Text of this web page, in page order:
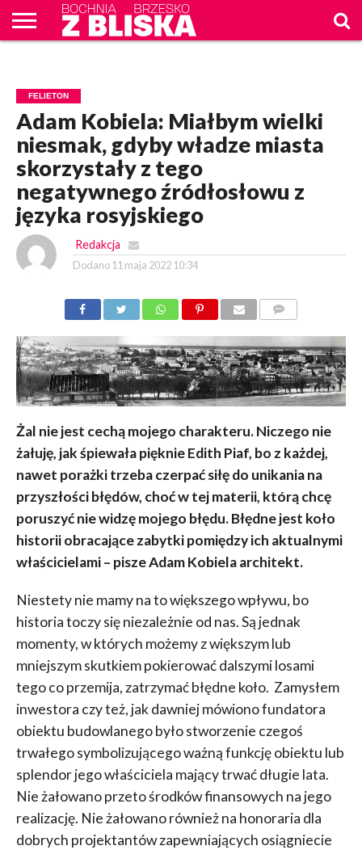
FELIETON
Adam Kobiela: Miałbym wielki
niesmak, gdyby władze miasta
skorzystały z tego
negatywnego źródłosłowu z
języka rosyjskiego
Redakcja
Dodano 11 maja 2022 10:34
Żal nie jest cechą mojego charakteru. Niczego nie
żałuję, jak śpiewała pięknie Edith Piaf, bo z każdej,
nawet porażki trzeba czerpać siłę do unikania na
przyszłości błędów, choć w tej materii, którą chcę
poruszyć nie widzę mojego błędu. Błędne jest koło
historii obracające zabytki pomiędzy ich aktualnymi
właścicielami – pisze Adam Kobiela architekt.
Niestety nie mamy na to większego wpływu, bo
historia toczy się niezależnie od nas. Są jednak
momenty, w których możemy z większym lub
mniejszym skutkiem pokierować dalszymi losami
tego co przemija, zatrzymać błędne koło. Zamysłem
inwestora czy też, jak dawniej mówiono fundatora
obiektu budowlanego było stworzenie czegoś
trwałego symbolizującego ważną funkcję obiektu lub
splendor jego właściciela mający trwać długie lata.
Nie żałowano przeto środków finansowych na jego
realizację. Nie żałowano również na honoraria dla
dobrych projektantów zapewniających osiągniecie